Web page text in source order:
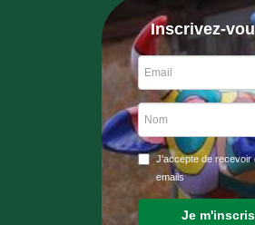
Inscrivez-
J'accepte de recevoir
emails
Je m'inscris